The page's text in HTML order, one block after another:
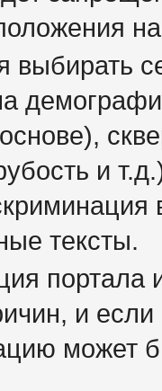
выбирать
и
тексты.
портала
и
может